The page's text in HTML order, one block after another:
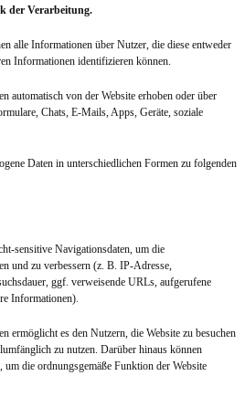
der Verarbeitung.
alle Informationen über Nutzer, die diese entweder
Informationen identifizieren können.
automatisch von der Website erhoben oder über
Chats, E-Mails, Apps, Geräte, soziale
Daten in unterschiedlichen Formen zu folgenden
sensitive Navigationsdaten, um die
und zu verbessern (z. B. IP-Adresse,
ggf. verweisende URLs, aufgerufene
Informationen).
ermöglicht es den Nutzern, die Website zu besuchen
zu nutzen. Darüber hinaus können
die ordnungsgemäße Funktion der Website